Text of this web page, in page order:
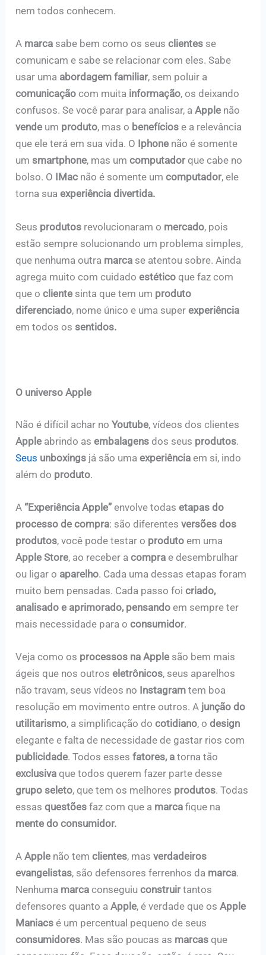
nem todos conhecem.
A marca sabe bem como os seusclientes se
comunicam e sabe se relacionar com eles. Sabe
usar uma abordagem familiar, sem poluir a
comunicaçãocom muita informação, os deixando
confusos. Se você parar para analisar, aApple não
vende um produto, mas o benefíciose a relevância
que ele terá em sua vida. O Iphone não é somente
um smartphone, mas umcomputadorque cabe no
bolso. O IMac não é somente umcomputador, ele
torna sua experiência divertida.
Seus produtos revolucionaram o mercado, pois
estão sempre solucionando um problema simples,
que nenhuma outra marca se atentou sobre. Ainda
agrega muito com cuidadoestéticoque faz com
que ocliente sinta que tem um produto
diferenciado, nome único e uma superexperiência
em todos os sentidos.
O universo Apple
Não é difícil achar noYoutube, vídeos dos clientes
Apple abrindo asembalagensdos seus produtos.
Seus unboxings já são umaexperiênciaem si, indo
além do produto.
A “Experiência Apple” envolve todasetapas do
processo de compra: são diferentesversões dos
produtos, você pode testar o produtoem uma
Apple Store, ao receber acomprae desembrulhar
ou ligar o aparelho. Cada uma dessas etapas foram
muito bem pensadas. Cada passo foicriado,
analisado e aprimorado, pensando em sempre ter
mais necessidade para oconsumidor.
Veja como os processos na Apple são bem mais
ágeis que nos outroseletrônicos, seus aparelhos
não travam, seus vídeos no Instagramtem boa
resolução em movimento entre outros. A junção do
utilitarismo, a simplificação docotidiano, odesign
elegante e falta de necessidade de gastar rios com
publicidade. Todos esses fatores, atorna tão
exclusivaque todos querem fazer parte desse
grupo seleto, que tem os melhores produtos. Todas
essasquestõesfaz com que a marcafique na
mente do consumidor.
AApple não temclientes, masverdadeiros
evangelistas, são defensores ferrenhos da marca.
Nenhuma marcaconseguiuconstruirtantos
defensores quanto aApple, é verdade que osApple
Maniacs é um percentual pequeno de seus
consumidores. Mas são poucas as marcasque